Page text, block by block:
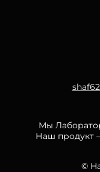
Мы
Наш продукт
©